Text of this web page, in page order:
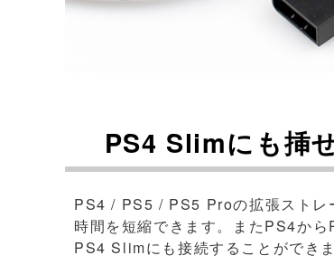
PS4 Slimにも挿
PS4 / PS5 / PS5 Proの拡張ストレ
時間を短縮できます。またPS4か
PS4 Slimにも接続することができま